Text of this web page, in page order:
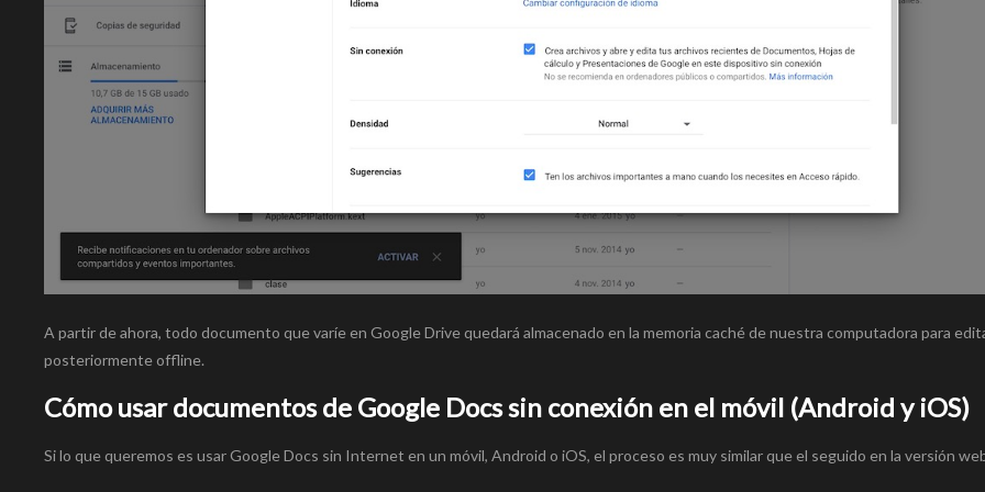
A partir de ahora, todo documento que varíe en Google Drive quedará almacenado en la memoria caché de nuestra computadora para
posteriormente offline.
Cómo usar documentos de Google Docs sin conexión en el móvil (Android y iOS)
Si lo que queremos es usar Google Docs sin Internet en un móvil, Android o iOS, el proceso es muy similar que el seguido en la versión